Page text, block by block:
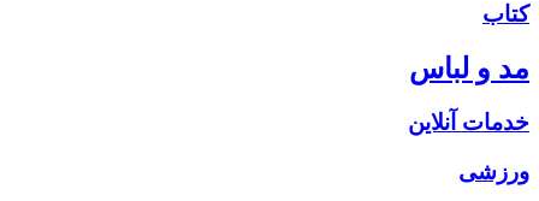
کتاب
مد و لباس
خدمات آنلاین
ورزشی